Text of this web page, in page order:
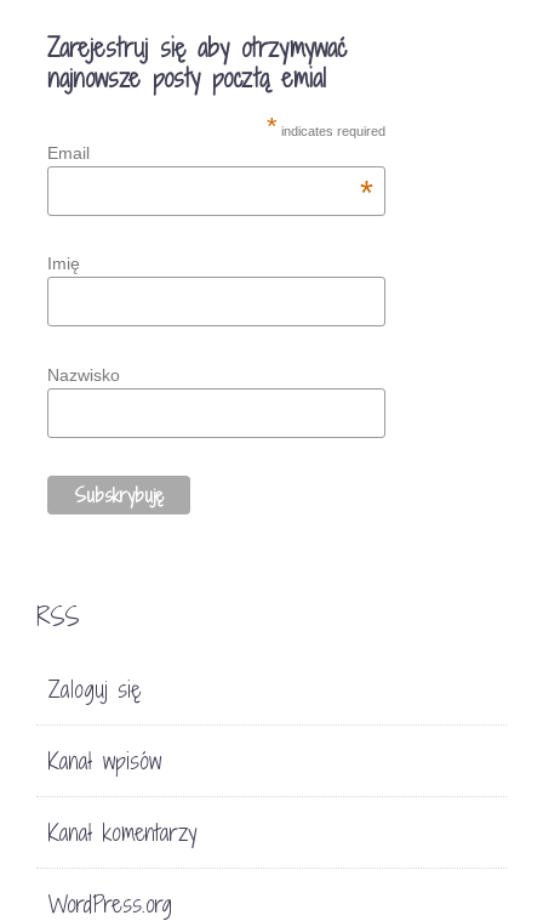
Zarejestruj się aby otrzymywać
najnowsze posty pocztą emial
* indicates required
Email
*
Imię
Nazwisko
RSS
Zaloguj się
Kanał wpisów
Kanał komentarzy
WordPress.org